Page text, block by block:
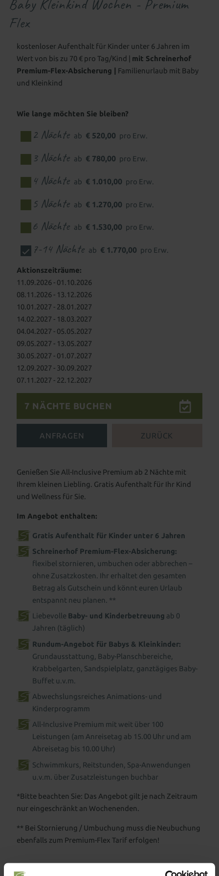
Familienwelt
Gutscheine schenken
FAMILIENERLEBNIS
Babywelt
Baby 1&1 Babybetreuung Wohnen mit Baby
Kinderwelt
Kinder 1&1
Familienwelt
Outdoor Erlebniswelt Wellness für Familien
Familienurlaub in Süddeutschland
Familienangebote
WASSERWELTEN
Indoor
Wasserpark Hallenbad Wellenbad
Babyschwimmbecken
Outdoor
Aussenpool Natursee
WELLNESS & SPA
Wellness für Eltern
Saunen Ruhe & Entspannung Familiensauna
Adults only - Infinity-Pool
Spa-Anwendungen
Für Kids & Teens Kosmetik & Beauty
Wellnesspakete
Wellness für Tagesgäste
Tageswellness Abendwellness
Wellnessangebote
Baby Kleinkind Wochen - Premium
Flex
kostenloser Aufenthalt für Kinder unter 6 Jahren im
Wert von bis zu 70 € pro Tag/Kind | mit Schreinerhof
Premium-Flex-Absicherung |
Familienurlaub mit Baby
und Kleinkind
Wie lange möchten Sie bleiben?
2 Nächte ab € 520,00 pro Erw.
3 Nächte ab € 780,00 pro Erw.
4 Nächte ab € 1.010,00 pro Erw.
5 Nächte ab € 1.270,00 pro Erw.
6 Nächte ab € 1.530,00 pro Erw.
7-14 Nächte ab € 1.770,00 pro Erw.
Aktionszeiträume:
11.09.2026 - 01.10.2026
08.11.2026 - 13.12.2026
10.01.2027 - 28.01.2027
14.02.2027 - 18.03.2027
04.04.2027 - 05.05.2027
09.05.2027 - 13.05.2027
30.05.2027 - 01.07.2027
12.09.2027 - 30.09.2027
07.11.2027 - 22.12.2027
7 NÄCHTE BUCHEN
ANFRAGEN ZURÜCK
Genießen Sie All-Inclusive Premium ab 2 Nächte mit
Ihrem kleinen Liebling. Gratis Aufenthalt für Ihr Kind
und Wellness für Sie.
Im Angebot enthalten:
Gratis Aufenthalt für Kinder unter 6 Jahren
Schreinerhof Premium-Flex-Absicherung:
flexibel stornieren, umbuchen oder abbrechen –
ohne Zusatzkosten. Ihr erhaltet den gesamten
Betrag als Gutschein und könnt euren Urlaub
entspannt neu planen. **
Liebevolle Baby- und Kinderbetreuung ab 0
Jahren (täglich)
Rundum-Angebot für Babys & Kleinkinder:
Grundausstattung, Baby-Planschbereiche,
Krabbelgarten, Sandspielplatz, ganztägiges Baby-
Buffet u.v.m.
Abwechslungsreiches Animations- und
Kinderprogramm
All-Inclusive Premium mit weit über 100
Leistungen (am Anreisetag ab 15.00 Uhr und am
Abreisetag bis 10.00 Uhr)
Schwimmkurs, Reitstunden, Spa-Anwendungen
u.v.m. über Zusatzleistungen buchbar
*Bitte beachten Sie: Das Angebot gilt je nach Zeitraum
nur eingeschränkt an Wochenenden.
** Bei Stornierung / Umbuchung muss die Neubuchung
ebenfalls zum Premium-Flex Tarif erfolgen!